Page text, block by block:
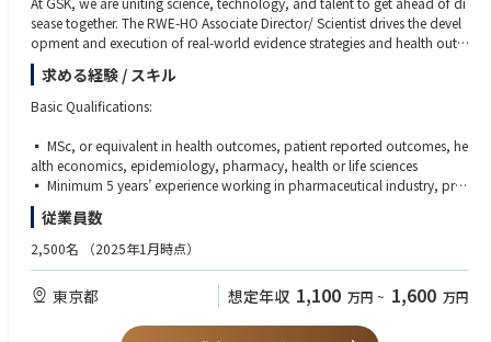
● Partner with PVA to strengthen Hill’s scientific credentials among veteri
narians and pet owners.
【WORKING RELATIONSHIPS:】
● In Hill’s Japan: General Manager, PVA, Marketing, Pet CD, inance/Acco
unting,Customer Service and Logistics, Legal, and Q.A.
vet schools, vet specialists.
sease together. The RWE-HO Associate Director/ Scientist drives the devel
opment and execution of real-world evidence strategies and health outc
omes research to demonstrate the value of GSK's medicines and vaccines
in alignment with access, reimbursement, and lifecycle management goa
ls. This role works in a matrix environment with local and global teams t
-making, leading to successful patient access.
Key Responsibilities:
The role reports to the Director of RWE-HO and provides scientific leaders
hip for one or more assigned asset(s), applying expertise in real-world evi
dence and other non-interventional study methodologies. The role serves
求める経験 / スキル
Basic Qualifications:
▪ MSc, or equivalent in health outcomes, patient reported outcomes, he
alth economics, epidemiology, pharmacy, health or life sciences
▪ Minimum 5 years’ experience working in pharmaceutical industry, pref
erably in a multi-national company
▪ Demonstrated ability to plan and deliver individual projects, manage
budgets and work within matrix setting
uding prospective, cross-sectional and retrospective cohort studies.
▪ Ability to communicate technical and complex concepts and results e
ffectively to various audiences to influence decision-making.
従業員数
2,500名 （2025年1月時点）
東京都 想定年収 1,100 万円 ~ 1,600 万円